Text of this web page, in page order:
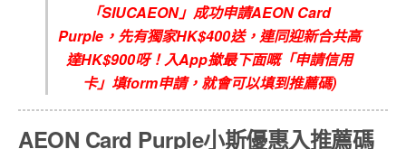
「SIUCAEON」成功申請AEON Card
Purple，先有獨家HK$400送，連同迎新合共高
達HK$900呀！入App撳最下面嘅「申請信用
卡」填form申請，就會可以填到推薦碼)
AEON Card Purple小斯優惠入推薦碼